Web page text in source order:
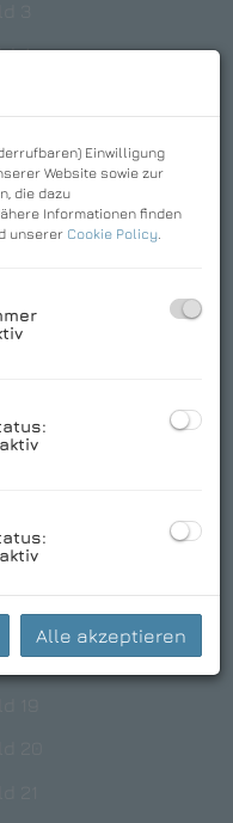
Einwilligung
Website sowie zur
die dazu
Informationen finden
unserer Cookie Policy.
Alle akzeptieren